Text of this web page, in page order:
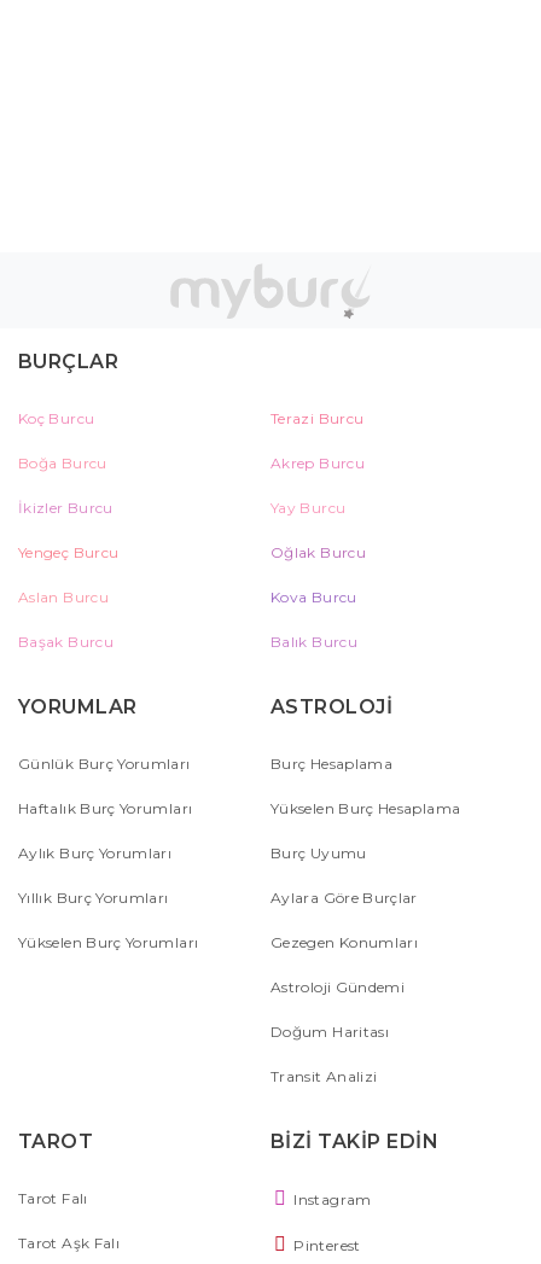
BURÇLAR
Koç Burcu Terazi Burcu
Boğa Burcu Akrep Burcu
İkizler Burcu Yay Burcu
Yengeç Burcu Oğlak Burcu
Aslan Burcu Kova Burcu
Başak Burcu Balık Burcu
YORUMLAR
Günlük Burç Yorumları
Haftalık Burç Yorumları
Aylık Burç Yorumları
Yıllık Burç Yorumları
Yükselen Burç Yorumları
ASTROLOJİ
Burç Hesaplama
Yükselen Burç Hesaplama
Burç Uyumu
Aylara Göre Burçlar
Gezegen Konumları
Astroloji Gündemi
Doğum Haritası
Transit Analizi
TAROT
Tarot Falı
Tarot Aşk Falı
BİZİ TAKİP EDİN
Instagram
Pinterest